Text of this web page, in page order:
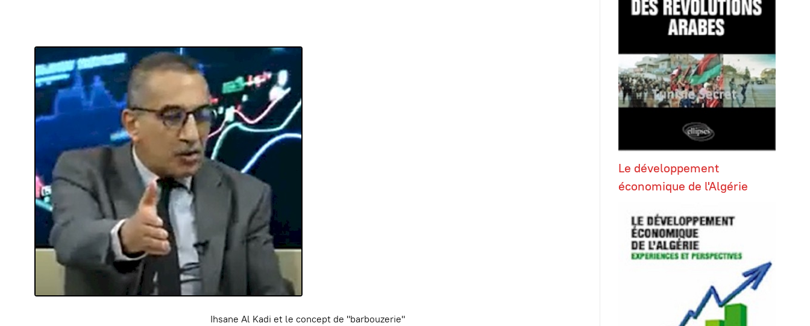
Ihsane Al Kadi et le concept de "barbouzerie"
Le développement
économique de l'Algérie